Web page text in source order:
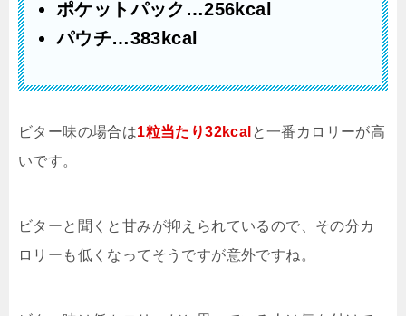
ポケットパック…256kcal
パウチ…383kcal
ビター味の場合は1粒当たり32kcal と一番カロリーが高
いです。
ビターと聞くと甘みが抑えられているので、その分カ
ロリーも低くなってそうですが意外ですね。